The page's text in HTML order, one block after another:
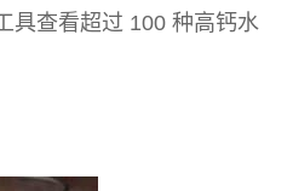
具查看超过 100 种高钙水